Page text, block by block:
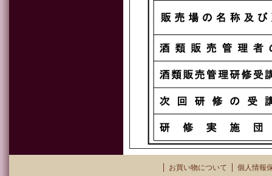
お買い物について
個人情報